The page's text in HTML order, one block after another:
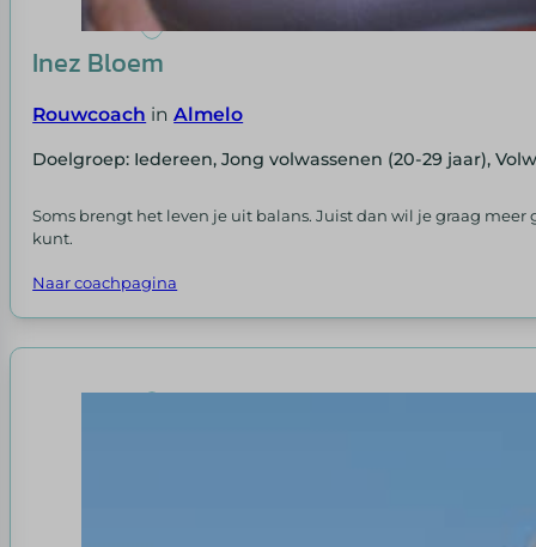
Inez Bloem
Rouwcoach inAlmelo
Doelgroep: Iedereen, Jong volwassenen (20-29 jaar),
Soms brengt het leven je uit balans. Juist dan wil je graag
kunt.
Naar coachpagina